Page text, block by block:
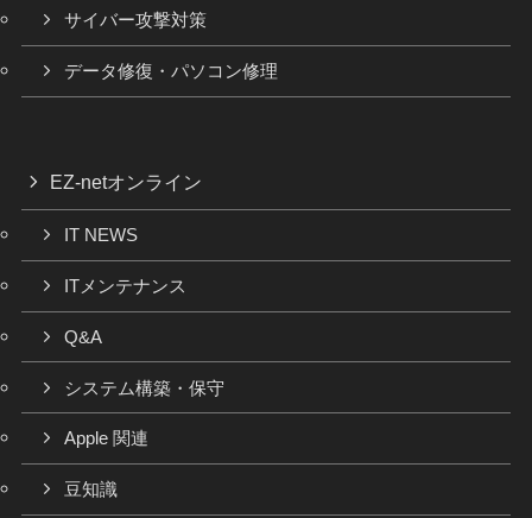
サイバー攻撃対策
データ修復・パソコン修理
EZ-netオンライン
IT NEWS
ITメンテナンス
Q&A
システム構築・保守
Apple 関連
豆知識